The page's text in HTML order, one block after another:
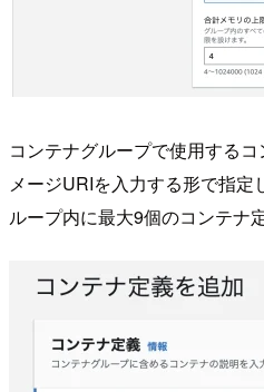
コンテナグループで使用する
メージURIを入力する形で指定
ループ内に最大9個のコンテナ